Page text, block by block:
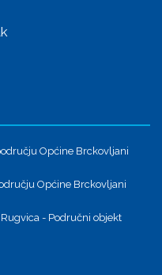
Općine Brckovljani
Općine Brckovljani
- Područni objekt